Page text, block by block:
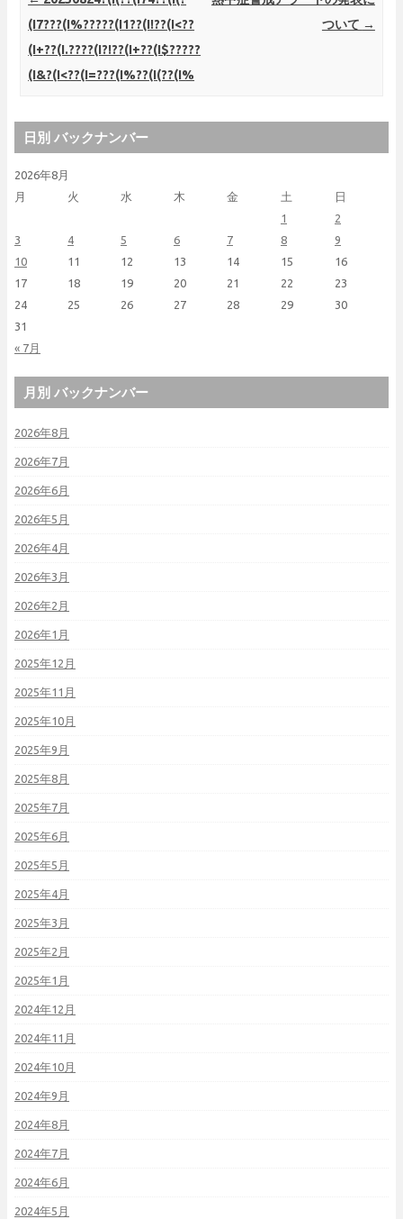
(I7???(I%?????(I1??(I!??(I<??
(I+??(I.????(I?!??(I+??(I$?????
(I&?(I<??(I=???(I%??(I(??(I%
ついて →
日別 バックナンバー
2026年8月
月
火 水 木 金 土 日
« 7月
1
2
3
4 5 6 7 8
9
10
11 12 13 14 15
16
17
18 19 20 21 22
23
24
25 26 27 28 29
30
31
月別 バックナンバー
2026年8月
2026年7月
2026年6月
2026年5月
2026年4月
2026年3月
2026年2月
2026年1月
2025年12月
2025年11月
2025年10月
2025年9月
2025年8月
2025年7月
2025年6月
2025年5月
2025年4月
2025年3月
2025年2月
2025年1月
2024年12月
2024年11月
2024年10月
2024年9月
2024年8月
2024年7月
2024年6月
2024年5月